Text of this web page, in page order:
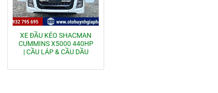
XE ĐẦU KÉO SHACMAN
CUMMINS X5000 440HP
| CẦU LÁP & CẦU DẦU